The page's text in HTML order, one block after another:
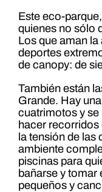
Este eco-
quienes no sólo
Los que aman
deportes
de canopy: de
También están
Grande. Hay
cuatrimotos y se
hacer recorridos
la tensión de las
ambiente
piscinas para
bañarse y tomar
pequeños y